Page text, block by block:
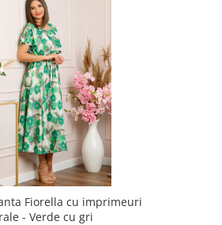
Fiorella cu imprimeuri
- Verde cu gri